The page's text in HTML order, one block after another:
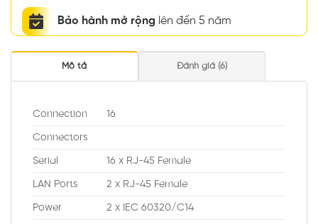
Bảo hành mở rộng lên đến 5 năm
Mô tả Đánh giá (6)
Connection 16
Connectors
Serial 16 x RJ-45 Female
LAN Ports 2 x RJ-45 Female
Power 2 x IEC 60320/C14